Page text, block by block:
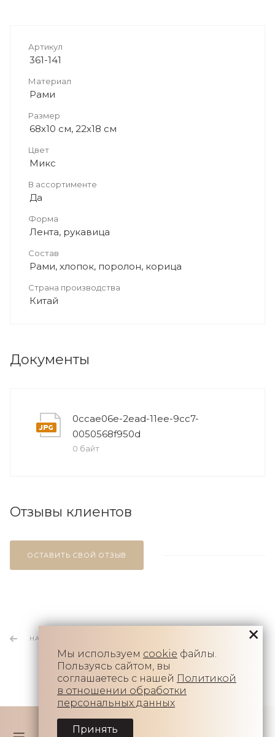
Артикул
361-141
Материал
Рами
Размер
68х10 см, 22х18 см
Цвет
Микс
В ассортименте
Да
Форма
Лента, рукавица
Состав
Рами, хлопок, поролон, корица
Страна производства
Китай
Документы
0ccae06e-2ead-11ee-9cc7-
0050568f950d
0 байт
Отзывы клиентов
ОСТАВИТЬ СВОЙ ОТЗЫВ
НАЗАД К СПИСКУ
Мы используем cookie файлы.
Пользуясь сайтом, вы
соглашаетесь с нашей Политикой
в отношении обработки
персональных данных
Принять